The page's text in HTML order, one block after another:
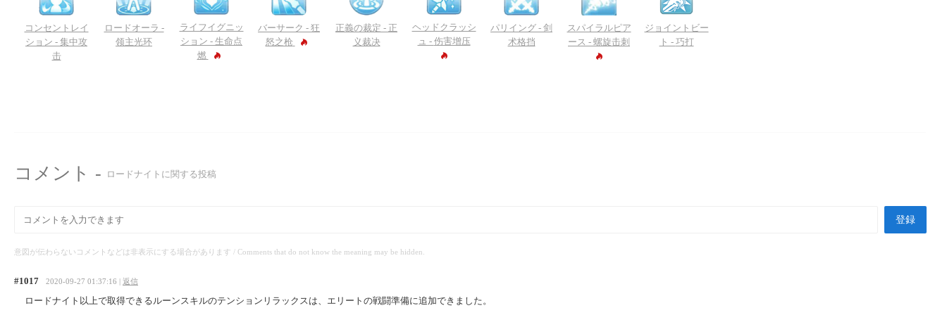
コンセントレイ
ション - 集中攻
击
ロードオーラ -
领主光环
ライフイグニッ
ション - 生命点
燃
バーサーク - 狂
怒之枪
正義の裁定 - 正
义裁决
ヘッドクラッシ
ュ - 伤害增压
パリイング - 剑
术格挡
スパイラルピア
ース - 螺旋击刺
ジョイントビー
ト - 巧打
コメント - ロードナイトに関する投稿
登録
意図が伝わらないコメントなどは非表示にする場合があります / Comments that do not know the meaning may be hidden.
#1017 2020-09-27 01:37:16 | 返信
ロードナイト以上で取得できるルーンスキルのテンションリラックスは、エリートの戦闘準備に追加できました。